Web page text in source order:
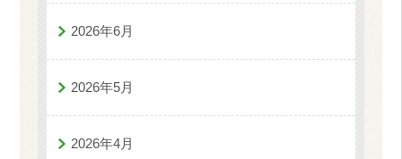
2026年6月
2026年5月
2026年4月